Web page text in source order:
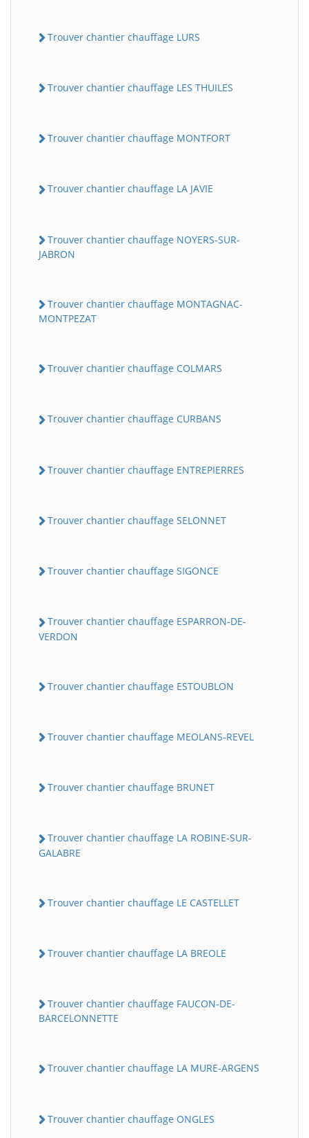
Trouver chantier chauffage LURS
Trouver chantier chauffage LES THUILES
Trouver chantier chauffage MONTFORT
Trouver chantier chauffage LA JAVIE
Trouver chantier chauffage NOYERS-SUR-
JABRON
Trouver chantier chauffage MONTAGNAC-
MONTPEZAT
Trouver chantier chauffage COLMARS
Trouver chantier chauffage CURBANS
Trouver chantier chauffage ENTREPIERRES
Trouver chantier chauffage SELONNET
Trouver chantier chauffage SIGONCE
Trouver chantier chauffage ESPARRON-DE-
VERDON
Trouver chantier chauffage ESTOUBLON
Trouver chantier chauffage MEOLANS-REVEL
Trouver chantier chauffage BRUNET
Trouver chantier chauffage LA ROBINE-SUR-
GALABRE
Trouver chantier chauffage LE CASTELLET
Trouver chantier chauffage LA BREOLE
Trouver chantier chauffage FAUCON-DE-
BARCELONNETTE
Trouver chantier chauffage LA MURE-ARGENS
Trouver chantier chauffage ONGLES